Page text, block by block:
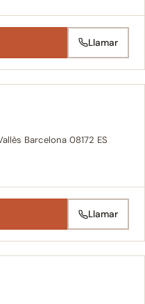
Llamar
Barcelona 08172 ES
Llamar